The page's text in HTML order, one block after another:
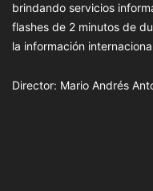
brindando servicios
flashes de 2 minutos de
la información
Director: Mario Andrés